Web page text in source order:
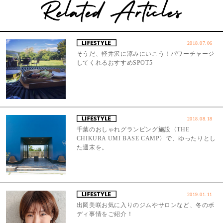
2018.07.06
そうだ、軽井沢に涼みにいこう！パワーチャージ
してくれるおすすめSPOT5
2018.08.18
千葉のおしゃれグランピング施設〈THE
CHIKURA UMI BASE CAMP〉で、ゆったりとし
た週末を。
2019.01.11
出岡美咲お気に入りのジムやサロンなど、冬のボ
ディ事情をご紹介！